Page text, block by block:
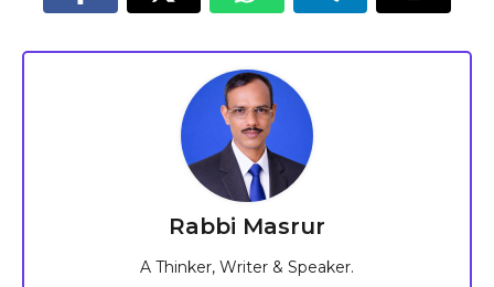
Rabbi Masrur
A Thinker, Writer & Speaker.